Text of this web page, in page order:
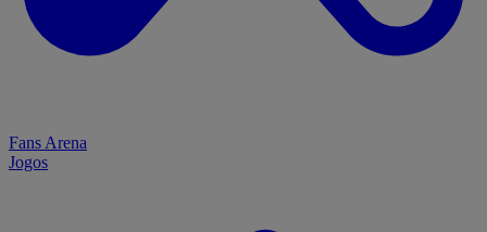
Fans Arena
Jogos